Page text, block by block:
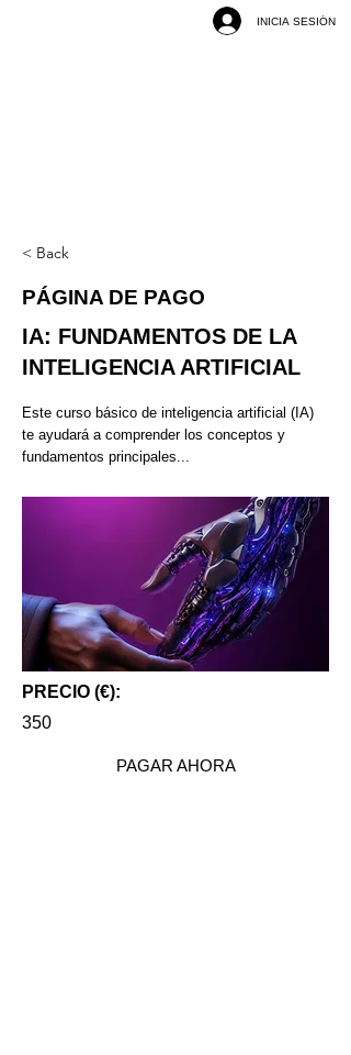
INICIA SESIÓN
< Back
PÁGINA DE PAGO
IA: FUNDAMENTOS DE LA
INTELIGENCIA ARTIFICIAL
Este curso básico de inteligencia artificial (IA)
te ayudará a comprender los conceptos y
fundamentos principales...
PRECIO (€):
350
PAGAR AHORA